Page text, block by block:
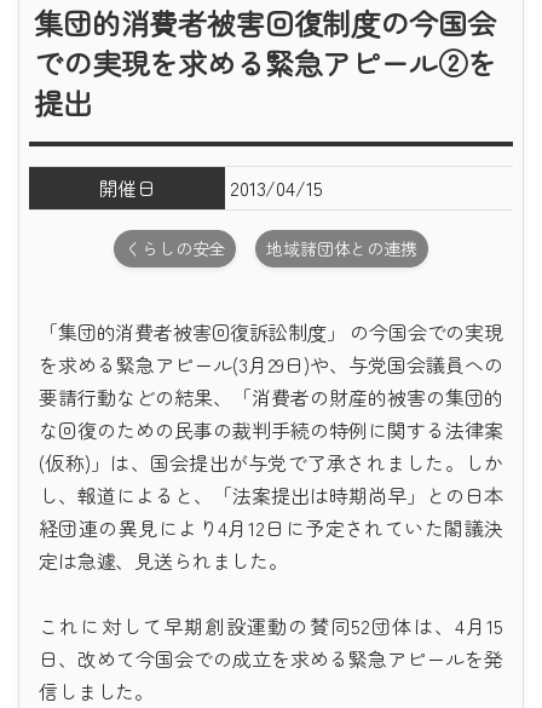
集団的消費者被害回復制度の今国会
での実現を求める緊急アピール②を
提出
開催日 2013/04/15
くらしの安全 地域諸団体との連携
「集団的消費者被害回復訴訟制度」 の今国会での実現
を求める緊急アピール(3月29日)や、与党国会議員への
要請行動などの結果、「消費者の財産的被害の集団的
な回復のための民事の裁判手続の特例に関する法律案
(仮称)」は、国会提出が与党で了承されました。しか
し、報道によると、「法案提出は時期尚早」との日本
経団連の異見により4月12日に予定されていた閣議決
定は急遽、見送られました。
これに対して早期創設運動の賛同52団体は、4月15
日、改めて今国会での成立を求める緊急アピールを発
信しました。